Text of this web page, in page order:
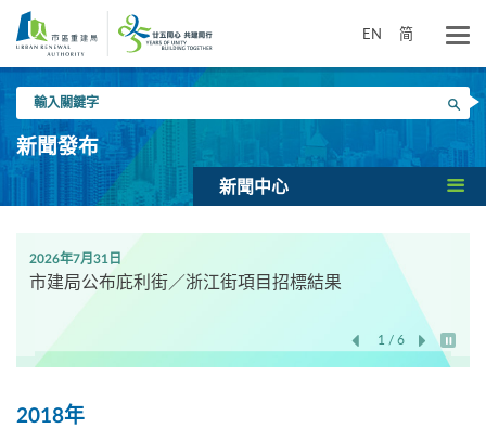
要
EN 简
入
關
鍵
搜尋
新聞發布
新聞中心
2026年7月31日
市建局公布庇利街／浙江街項目招標結果
1 / 6
開始/
2018年